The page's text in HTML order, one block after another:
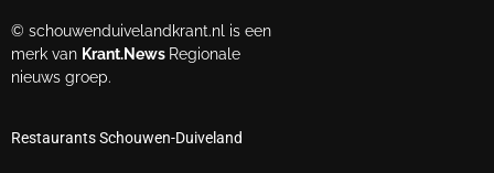
© schouwenduivelandkrant.nl is een
merk van Krant.News Regionale
nieuws groep.
Restaurants Schouwen-Duiveland